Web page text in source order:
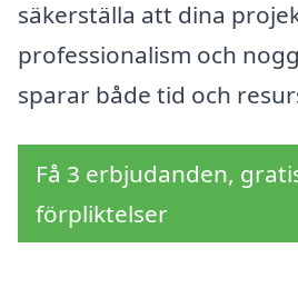
säkerställa att dina
professionalism och
sparar både tid och
Få 3 erbjudanden,
förpliktelser